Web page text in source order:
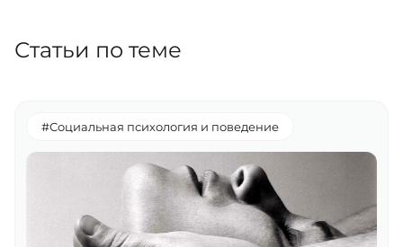
Статьи по теме
#Социальная психология и поведение